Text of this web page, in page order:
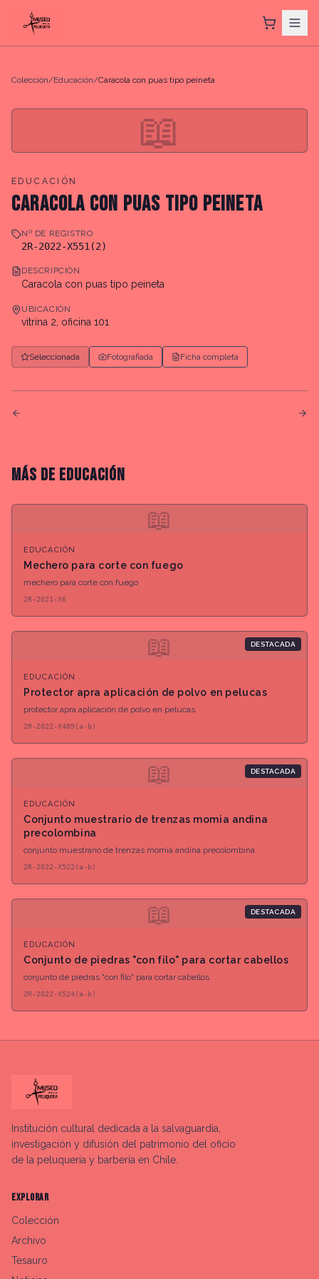
Colección/Educación/Caracola con puas tipo peineta
📖
EDUCACIÓN
CARACOLA CON PUAS TIPO PEINETA
Nº DE REGISTRO
2R-2022-X551(2)
DESCRIPCIÓN
Caracola con puas tipo peineta
UBICACIÓN
vitrina 2, oficina 101
Seleccionada Fotografiada Ficha completa
MÁS DE EDUCACIÓN
📖
EDUCACIÓN
Mechero para corte con fuego
mechero para corte con fuego
2R-2021-X6
📖 DESTACADA
EDUCACIÓN
Protector apra aplicación de polvo en pelucas
protector apra aplicación de polvo en pelucas
2R-2022-X489(a-b)
📖 DESTACADA
EDUCACIÓN
Conjunto muestrario de trenzas momia andina
precolombina
conjunto muestrario de trenzas momia andina precolombina
2R-2022-X522(a-b)
📖 DESTACADA
EDUCACIÓN
Conjunto de piedras "con filo" para cortar cabellos
conjunto de piedras "con filo" para cortar cabellos
2R-2022-X524(a-b)
Institución cultural dedicada a la salvaguardia,
investigación y difusión del patrimonio del oficio
de la peluquería y barbería en Chile.
EXPLORAR
Colección
Archivo
Tesauro